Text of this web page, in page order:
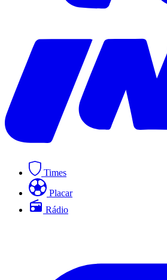
Times
Placar
Rádio